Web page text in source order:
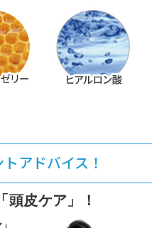
アドバイス！
頭皮ケア」！